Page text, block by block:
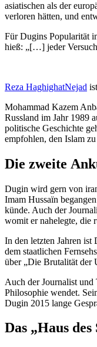
asiati­schen als der
verloren hätten, und
Für Dugins Popula­rität
hieß: „[…] jeder
Reza Haghig­hat­Nejad
Mohammad Kazem
Russland im Jahr 1989
politische Geschichte
empfohlen, den Islam
Die zweite
Dugin wird gern von
Imam Hussaïn
künde. Auch der
womit er nahelegte, die
In den letzten Jahren
dem staat­lichen
über „Die Bruta­lität der
Auch der Journalist
Philo­sophie wendet.
Dugin 2015 lange
Das „Haus des